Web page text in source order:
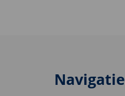
Navigatie